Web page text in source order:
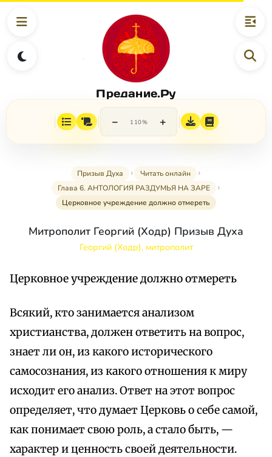
Предание.Ру
− 110% +
Призыв Духа
Читать онлайн
Глава 6. АНТОЛОГИЯ РАЗДУМЬЯ НА ЗАРЕ
Церковное учреждение должно отмереть
Митрополит Георгий (Ходр) Призыв Духа
Георгий (Ходр), митрополит
Церковное учреждение должно отмереть
Всякий, кто занимается анализом
христианства, должен ответить на вопрос,
знает ли он, из какого исторического
самосознания, из какого отношения к миру
исходит его анализ. Ответ на этот вопрос
определяет, что думает Церковь о себе самой,
как понимает свою роль, а стало быть, —
характер и ценность своей деятельности.